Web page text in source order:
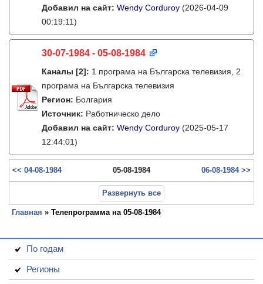
Добавил на сайт: Wendy Corduroy (2026-04-09
00:19:11)
30-07-1984 - 05-08-1984
Каналы [2]: 1 програма на Българска телевизия, 2
програма на Българска телевизия
Регион: Болгария
Источник: Работническо дело
Добавил на сайт: Wendy Corduroy (2025-05-17
12:44:01)
<< 04-08-1984 05-08-1984 06-08-1984 >>
Развернуть все
Главная » Телепрограмма на 05-08-1984
По годам
Регионы